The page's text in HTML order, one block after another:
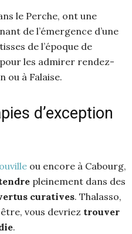
le Perche, ont une
de l’émergence d’une
de l’époque de
les admirer rendez-
ou à Falaise.
d’exception
ou encore à Cabourg,
pleinement dans des
curatives. Thalasso,
vous devriez trouver
.